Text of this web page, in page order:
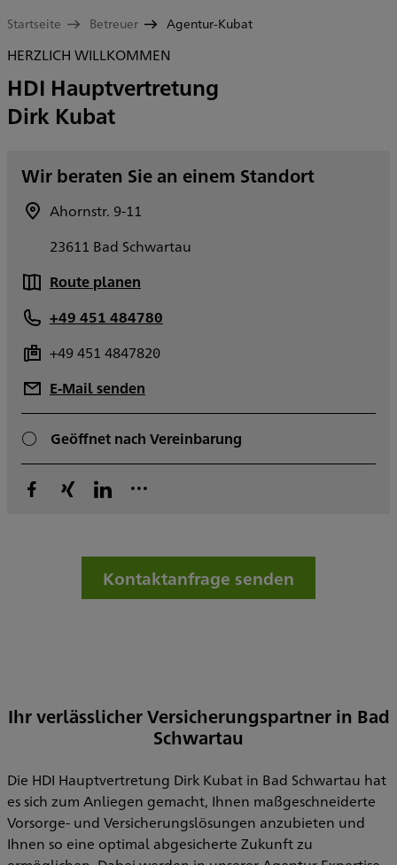
Startseite Betreuer Agentur-Kubat
HERZLICH WILLKOMMEN
HDI Hauptvertretung
Dirk Kubat
Wir beraten Sie an einem Standort
Ahornstr. 9-11
23611 Bad Schwartau
Route planen
+49 451 484780
+49 451 4847820
E-Mail senden
Geöffnet nach Vereinbarung
Kontaktanfrage senden
Ihr verlässlicher Versicherungspartner in Bad
Schwartau
Die HDI Hauptvertretung Dirk Kubat in Bad Schwartau hat
es sich zum Anliegen gemacht, Ihnen maßgeschneiderte
Vorsorge- und Versicherungslösungen anzubieten und
Ihnen so eine optimal abgesicherte Zukunft zu